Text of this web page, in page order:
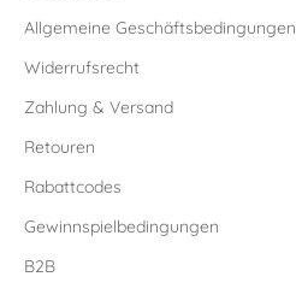
Allgemeine Geschäftsbedingungen
Widerrufsrecht
Zahlung & Versand
Retouren
Rabattcodes
Gewinnspielbedingungen
B2B